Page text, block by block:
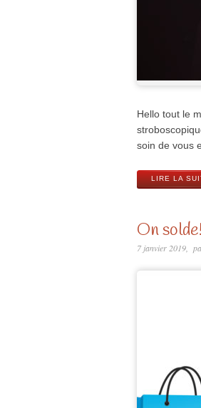
Hello tout le
soin de vous
LIRE LA
On solde!
7 janvier 2019